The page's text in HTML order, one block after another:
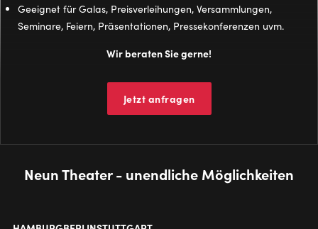
Geeignet für Galas, Preisverleihungen, Versammlungen,
Seminare, Feiern, Präsentationen, Pressekonferenzen uvm.
Wir beraten Sie gerne!
Jetzt anfragen
Neun Theater - unendliche Möglichkeiten